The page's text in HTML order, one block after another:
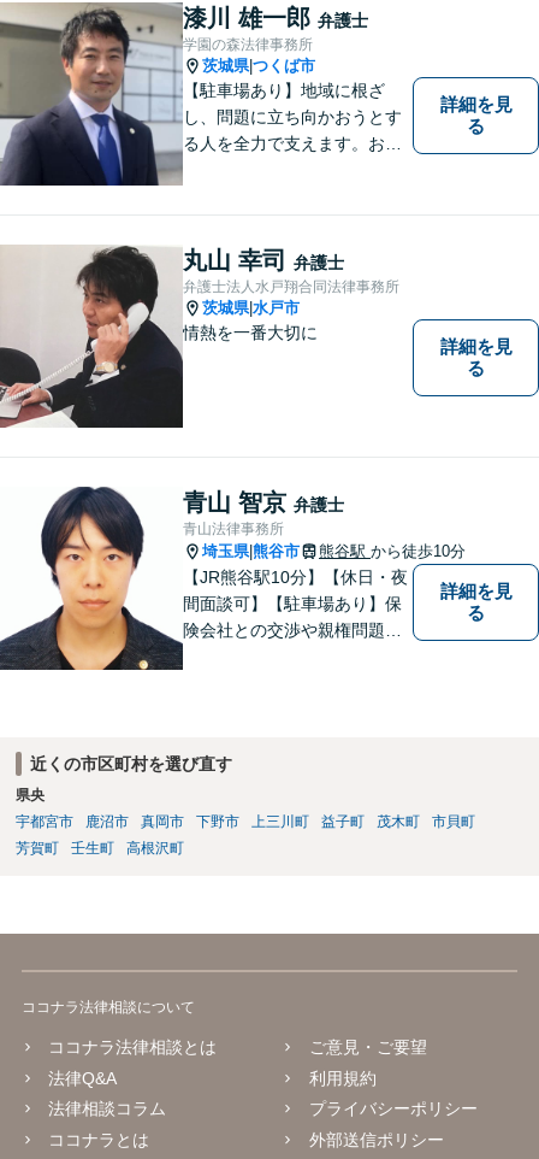
せ下さい。
漆川 雄一郎 弁護士
学園の森法律事務所
茨城県|つくば市
【駐車場あり】地域に根ざ
し、問題に立ち向かおうとす
る人を全力で支えます。お困
詳細を見
る
丸山 幸司 弁護士
弁護士法人水戸翔合同法律事務所
茨城県|水戸市
情熱を一番大切に
詳細を見
る
青山 智京 弁護士
青山法律事務所
埼玉県|熊谷市 熊谷駅 から徒歩10分
【JR熊谷駅10分】【休日・夜
間面談可】【駐車場あり】保
険会社との交渉や親権問題、
はお気持ちをお聞かせくださ
詳細を見
る
近くの市区町村を選び直す
県央
宇都宮市
鹿沼市 真岡市 下野市 上三川町 益子町 茂木町
市貝町
芳賀町
壬生町 高根沢町
ココナラ法律相談について
ココナラ法律相談とは
法律Q&A
法律相談コラム
ココナラとは
ご意見・ご要望
利用規約
プライバシーポリシー
外部送信ポリシー